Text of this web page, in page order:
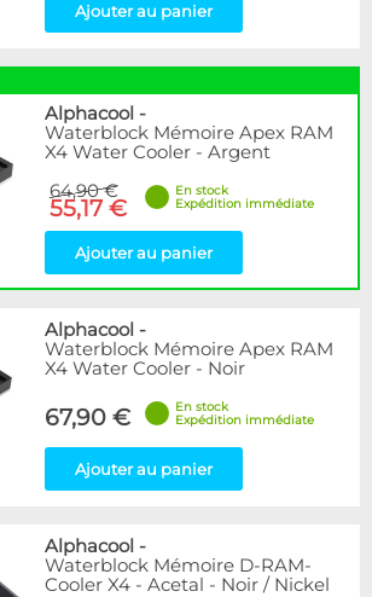
Ajouter au panier
Alphacool -
Waterblock Mémoire Apex RAM
X4 Water Cooler - Argent
64,90 €
55,17 €
En stock
Expédition immédiate
Ajouter au panier
Alphacool -
Waterblock Mémoire Apex RAM
X4 Water Cooler - Noir
67,90 €
En stock
Expédition immédiate
Ajouter au panier
Alphacool -
Waterblock Mémoire D-RAM-
Cooler X4 - Acetal - Noir / Nickel